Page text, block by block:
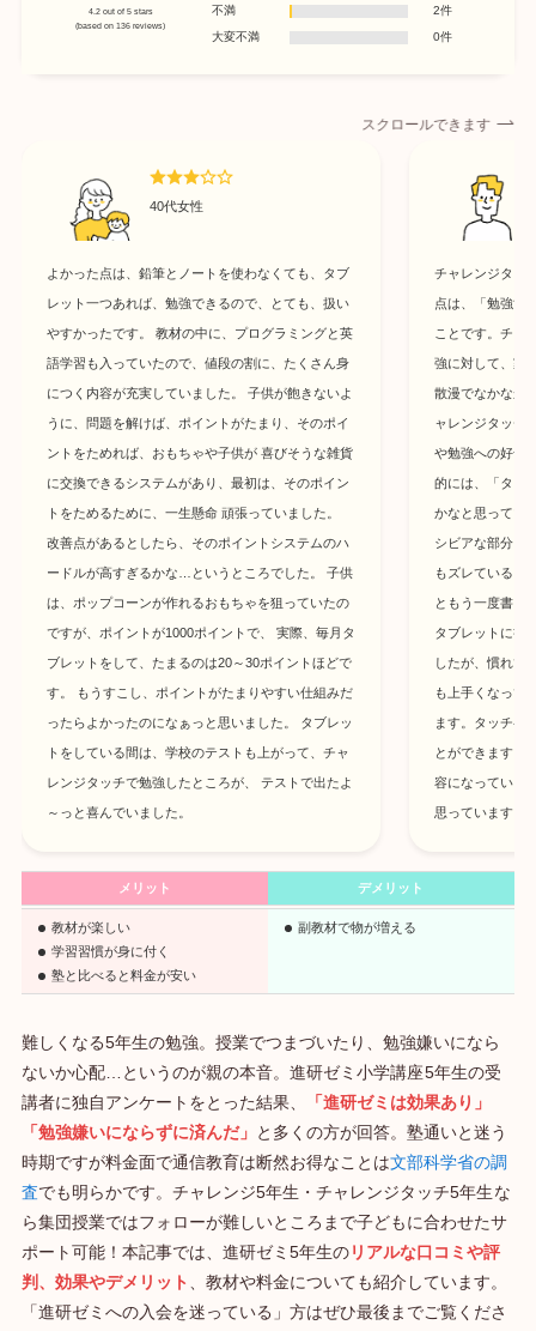
4.2 out of 5 stars
(based on 136 reviews)
不満
2件
大変不満
0件
スクロールできます
40代女性
よかった点は、鉛筆とノートを使わなくても、タブ
レット一つあれば、勉強できるので、とても、扱い
やすかったです。 教材の中に、プログラミングと英
語学習も入っていたので、値段の割に、たくさん身
につく内容が充実していました。 子供が飽きないよ
うに、問題を解けば、ポイントがたまり、そのポイ
ントをためれば、おもちゃや子供が 喜びそうな雑貨
に交換できるシステムがあり、最初は、そのポイン
トをためるために、一生懸命 頑張っていました。
改善点があるとしたら、そのポイントシステムのハ
ードルが高すぎるかな…というところでした。 子供
は、ポップコーンが作れるおもちゃを狙っていたの
ですが、ポイントが1000ポイントで、 実際、毎月タ
ブレットをして、たまるのは20～30ポイントほどで
す。 もうすこし、ポイントがたまりやすい仕組みだ
ったらよかったのになぁっと思いました。 タブレッ
トをしている間は、学校のテストも上がって、チャ
レンジタッチで勉強したところが、 テストで出たよ
～っと喜んでいました。
チャレンジタッ
点は、「勉強す
ことです。チャ
強に対して、家
散漫でなかなか
ャレンジタッチ
や勉強への好奇
的には、「タブ
かなと思ってい
シビアな部分も
もズレていると
ともう一度書き
タブレットに書
したが、慣れて
も上手くなって
ます。タッチペ
とができますし
容になっている
思っています。
メリット デメリット
教材が楽しい
学習習慣が身に付く
塾と比べると料金が安い
副教材で物が増える
難しくなる5年生の勉強。授業でつまづいたり、勉強嫌いになら
ないか心配…というのが親の本音。進研ゼミ小学講座5年生の受
講者に独自アンケートをとった結果、
「進研ゼミは効果あり」
「勉強嫌いにならずに済んだ」 と多くの方が回答。塾通いと迷う
時期ですが料金面で通信教育は断然お得なことは文部科学省の調
査でも明らかです。チャレンジ5年生・チャレンジタッチ5年生な
ら集団授業ではフォローが難しいところまで子どもに合わせたサ
ポート可能！本記事では、進研ゼミ5年生のリアルな口コミや評
判、効果やデメリット 、教材や料金についても紹介しています。
「進研ゼミへの入会を迷っている」方はぜひ最後までご覧くださ